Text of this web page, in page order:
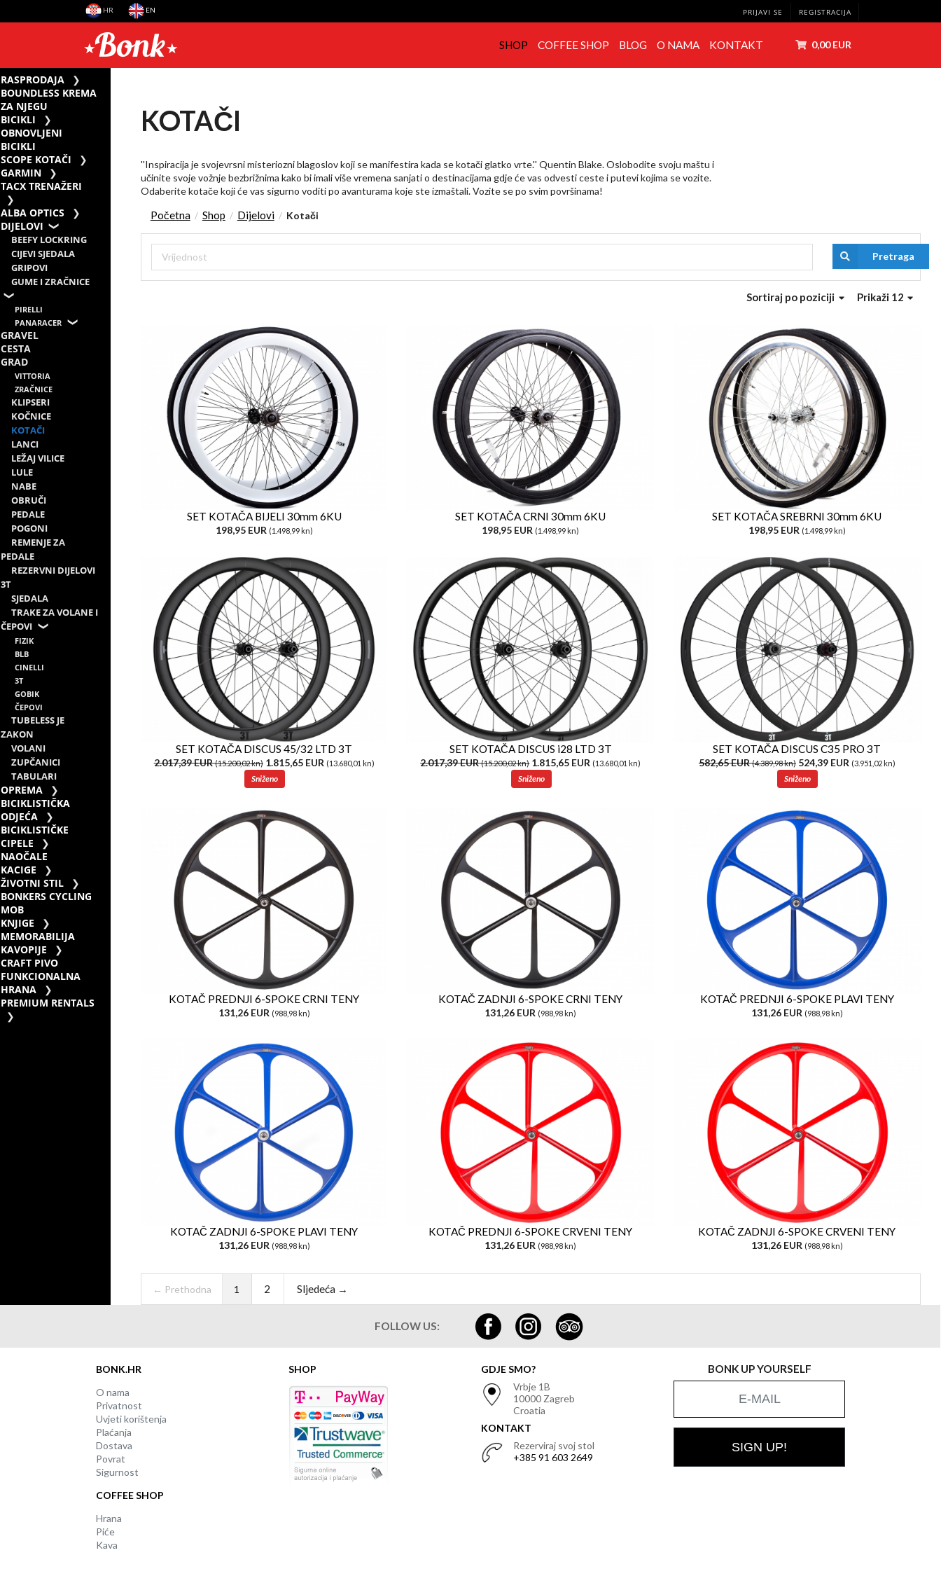
HR EN PRIJAVI SE REGISTRACIJA
SHOP COFFEE SHOP BLOG O NAMA KONTAKT 0,00 EUR
RASPRODAJA
BOUNDLESS KREMA
ZA NJEGU
BICIKLI
OBNOVLJENI
BICIKLI
SCOPE KOTAČI
GARMIN
TACX TRENAŽERI
ALBA OPTICS
DIJELOVI
BEEFY LOCKRING
CIJEVI SJEDALA
GRIPOVI
GUME I ZRAČNICE
PIRELLI
PANARACER
GRAVEL
CESTA
GRAD
VITTORIA
ZRAČNICE
KLIPSERI
KOČNICE
KOTAČI
LANCI
LEŽAJ VILICE
LULE
NABE
OBRUČI
PEDALE
POGONI
REMENJE ZA
PEDALE
REZERVNI DIJELOVI
3T
SJEDALA
TRAKE ZA VOLANE I
ČEPOVI
FIZIK
BLB
CINELLI
3T
GOBIK
ČEPOVI
TUBELESS JE
ZAKON
VOLANI
ZUPČANICI
TABULARI
OPREMA
BICIKLISTIČKA
ODJEĆA
BICIKLISTIČKE
CIPELE
NAOČALE
KACIGE
ŽIVOTNI STIL
BONKERS CYCLING
MOB
KNJIGE
MEMORABILIJA
KAVOPIJE
CRAFT PIVO
FUNKCIONALNA
HRANA
PREMIUM RENTALS
KOTAČI
''Inspiracija je svojevrsni misteriozni blagoslov koji se manifestira kada se kotači glatko vrte.'' Quentin Blake. Oslobodite svoju maštu i
učinite svoje vožnje bezbrižnima kako bi imali više vremena sanjati o destinacijama gdje će vas odvesti ceste i putevi kojima se vozite.
Odaberite kotače koji će vas sigurno voditi po avanturama koje ste izmaštali. Vozite se po svim površinama!
Početna / Shop / Dijelovi / Kotači
Pretraga
Prikaži 12
Sortiraj po poziciji
SET KOTAČA BIJELI 30mm 6KU
198,95 EUR (1.498,99 kn)
SET KOTAČA CRNI 30mm 6KU
198,95 EUR (1.498,99 kn)
SET KOTAČA SREBRNI 30mm 6KU
198,95 EUR (1.498,99 kn)
SET KOTAČA DISCUS 45/32 LTD 3T
2.017,39 EUR(15.200,02 kn)1.815,65 EUR (13.680,01 kn)
Sniženo
SET KOTAČA DISCUS i28 LTD 3T
2.017,39 EUR(15.200,02 kn)1.815,65 EUR (13.680,01 kn)
Sniženo
SET KOTAČA DISCUS C35 PRO 3T
582,65 EUR(4.389,98 kn)524,39 EUR (3.951,02 kn)
Sniženo
KOTAČ PREDNJI 6-SPOKE CRNI TENY
131,26 EUR (988,98 kn)
KOTAČ ZADNJI 6-SPOKE CRNI TENY
131,26 EUR (988,98 kn)
KOTAČ PREDNJI 6-SPOKE PLAVI TENY
131,26 EUR (988,98 kn)
KOTAČ ZADNJI 6-SPOKE PLAVI TENY
131,26 EUR (988,98 kn)
KOTAČ PREDNJI 6-SPOKE CRVENI TENY
131,26 EUR (988,98 kn)
KOTAČ ZADNJI 6-SPOKE CRVENI TENY
131,26 EUR (988,98 kn)
← Prethodna 1 2 Sljedeća →
FOLLOW US:
BONK.HR
O nama
Privatnost
Uvjeti korištenja
Plaćanja
Dostava
Povrat
Sigurnost
COFFEE SHOP
Hrana
Piće
Kava
SHOP
GDJE SMO?
Vrbje 1B
10000 Zagreb
Croatia
KONTAKT
Rezerviraj svoj stol
+385 91 603 2649
BONK UP YOURSELF
SIGN UP!